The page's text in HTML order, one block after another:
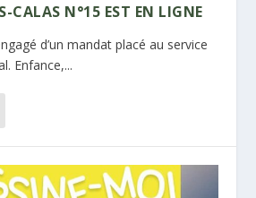
CALAS N°15 EST EN LIGNE
d’un mandat placé au service
Enfance,...